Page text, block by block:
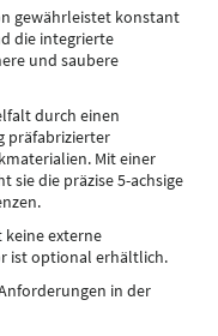
gewährleistet konstant
die integrierte
und saubere
durch einen
präfabrizierter
Mit einer
sie die präzise 5-achsige
externe
ist optional erhältlich.
in der